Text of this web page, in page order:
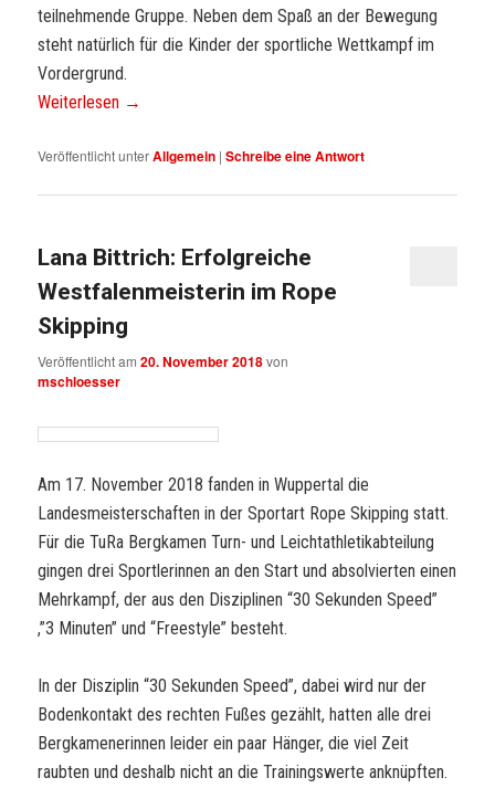
teilnehmende Gruppe. Neben dem Spaß an der Bewegung
steht natürlich für die Kinder der sportliche Wettkampf im
Vordergrund.
Weiterlesen →
Veröffentlicht unterAllgemein |Schreibe eine Antwort
Lana Bittrich: Erfolgreiche
Westfalenmeisterin im Rope
Skipping
Veröffentlicht am20. November 2018von
mschloesser
Am 17. November 2018 fanden in Wuppertal die
Landesmeisterschaften in der Sportart Rope Skipping statt.
Für die TuRa Bergkamen Turn- und Leichtathletikabteilung
gingen drei Sportlerinnen an den Start und absolvierten einen
Mehrkampf, der aus den Disziplinen “30 Sekunden Speed”
,”3 Minuten” und “Freestyle” besteht.
In der Disziplin “30 Sekunden Speed”, dabei wird nur der
Bodenkontakt des rechten Fußes gezählt, hatten alle drei
Bergkamenerinnen leider ein paar Hänger, die viel Zeit
raubten und deshalb nicht an die Trainingswerte anknüpften.